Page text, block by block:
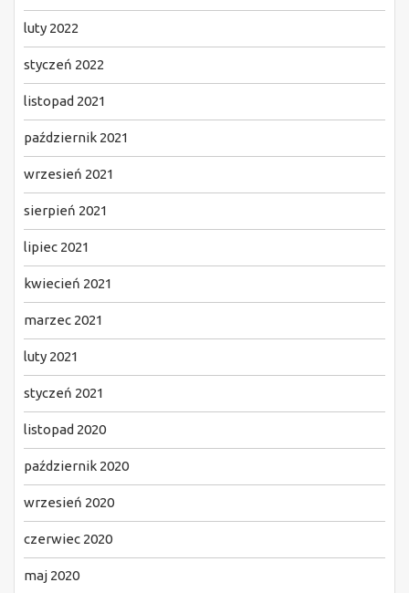
luty 2022
styczeń 2022
listopad 2021
październik 2021
wrzesień 2021
sierpień 2021
lipiec 2021
kwiecień 2021
marzec 2021
luty 2021
styczeń 2021
listopad 2020
październik 2020
wrzesień 2020
czerwiec 2020
maj 2020